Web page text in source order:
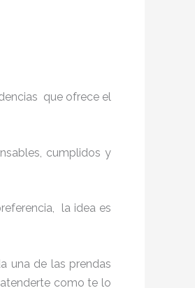
que ofrece el
cumplidos y
la idea es
una de las prendas
como te lo